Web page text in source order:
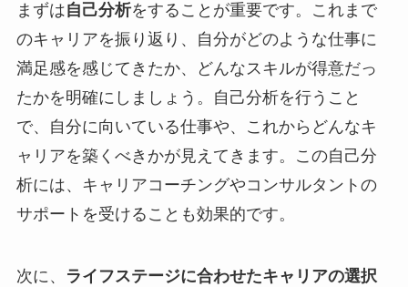
まずは自己分析をすることが重要です。これまで
のキャリアを振り返り、自分がどのような仕事に
満足感を感じてきたか、どんなスキルが得意だっ
たかを明確にしましょう。自己分析を行うこと
で、自分に向いている仕事や、これからどんなキ
ャリアを築くべきかが見えてきます。この自己分
析には、キャリアコーチングやコンサルタントの
サポートを受けることも効果的です。
次に、
ライフステージに合わせたキャリアの選択